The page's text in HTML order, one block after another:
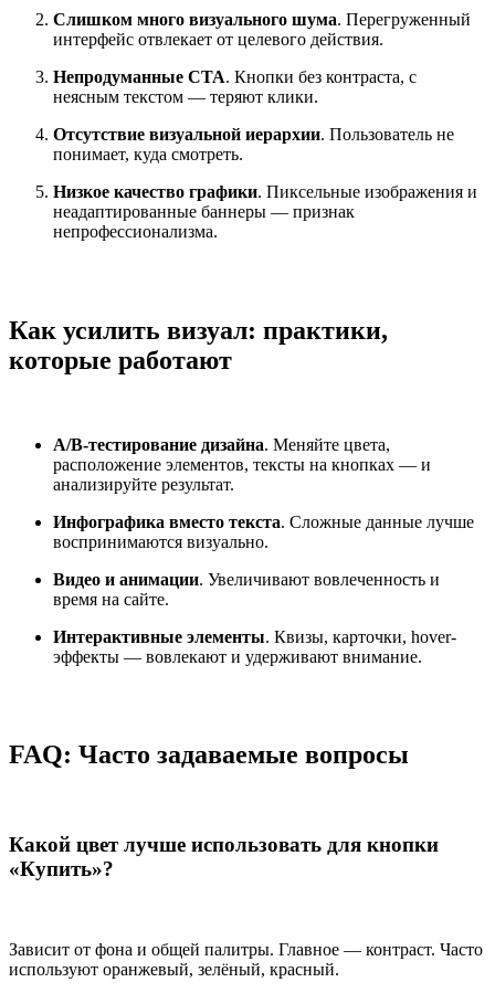
Слишком много визуального шума. Перегруженный
интерфейс отвлекает от целевого действия.
Непродуманные CTA. Кнопки без контраста, с
неясным текстом — теряют клики.
Отсутствие визуальной иерархии. Пользователь не
понимает, куда смотреть.
Низкое качество графики. Пиксельные изображения и
неадаптированные баннеры — признак
непрофессионализма.
Как усилить визуал: практики,
которые работают
A/B-тестирование дизайна. Меняйте цвета,
расположение элементов, тексты на кнопках — и
анализируйте результат.
Инфографика вместо текста. Сложные данные лучше
воспринимаются визуально.
Видео и анимации. Увеличивают вовлеченность и
время на сайте.
Интерактивные элементы. Квизы, карточки, hover-
эффекты — вовлекают и удерживают внимание.
FAQ: Часто задаваемые вопросы
Какой цвет лучше использовать для кнопки
«Купить»?
Зависит от фона и общей палитры. Главное — контраст. Часто
используют оранжевый, зелёный, красный.